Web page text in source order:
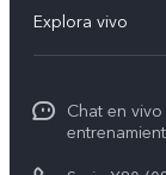
Y29
Funtouch OS
Centro de servicio
Explora vivo
La vida en vivo
Acerca de
Chat en